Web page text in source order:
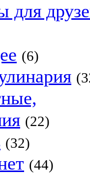
для
(6)
(22)
(32)
(44)